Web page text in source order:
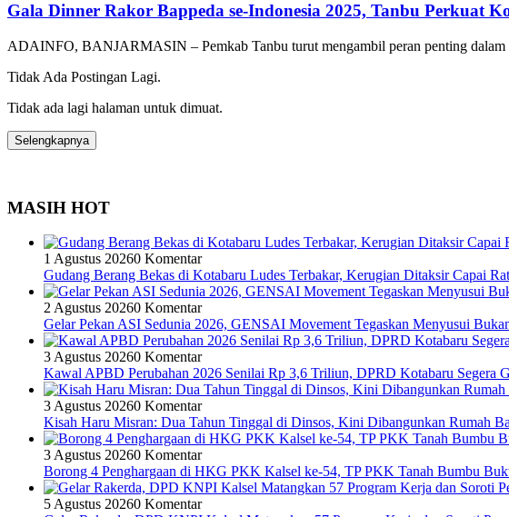
Gala Dinner Rakor Bappeda se-Indonesia 2025, Tanbu Perkuat
ADAINFO, BANJARMASIN – Pemkab Tanbu turut mengambil peran penting
Tidak Ada Postingan Lagi.
Tidak ada lagi halaman untuk dimuat.
Selengkapnya
MASIH HOT
1 Agustus 20260 Komentar
Gudang Berang Bekas di Kotabaru Ludes Terbakar, Kerugian Ditaksir Capai
2 Agustus 20260 Komentar
Gelar Pekan ASI Sedunia 2026, GENSAI Movement Tegaskan Menyusui
3 Agustus 20260 Komentar
Kawal APBD Perubahan 2026 Senilai Rp 3,6 Triliun, DPRD Kotabaru Segera
3 Agustus 20260 Komentar
Kisah Haru Misran: Dua Tahun Tinggal di Dinsos, Kini Dibangunkan Rumah
3 Agustus 20260 Komentar
Borong 4 Penghargaan di HKG PKK Kalsel ke-54, TP PKK Tanah Bumbu
5 Agustus 20260 Komentar